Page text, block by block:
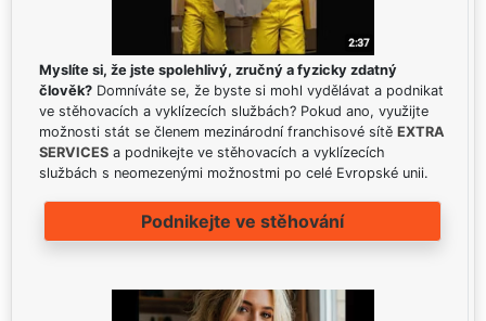
Myslíte si, že jste spolehlivý, zručný a fyzicky zdatný
člověk? Domníváte se, že byste si mohl vydělávat a podnikat
ve stěhovacích a vyklízecích službách? Pokud ano, využijte
možnosti stát se členem mezinárodní franchisové sítě EXTRA
SERVICES a podnikejte ve stěhovacích a vyklízecích
službách s neomezenými možnostmi po celé Evropské unii.
Podnikejte ve stěhování